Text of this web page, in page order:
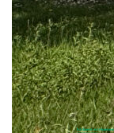
** Honoraires à la
Nos